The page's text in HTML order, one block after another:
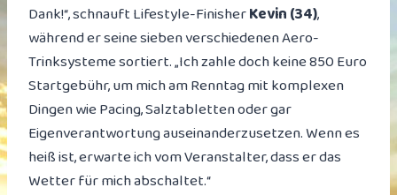
Dank!“, schnauft Lifestyle-FinisherKevin (34),
während er seine sieben verschiedenen Aero-
Trinksysteme sortiert. „Ich zahle doch keine 850 Euro
Startgebühr, um mich am Renntag mit komplexen
Dingen wie Pacing, Salztabletten oder gar
Eigenverantwortung auseinanderzusetzen. Wenn es
heiß ist, erwarte ich vom Veranstalter, dass er das
Wetter für mich abschaltet.“